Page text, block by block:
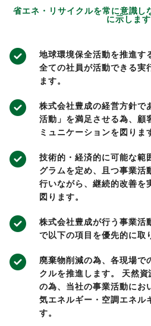
省エネ・リサイクルを常に意識し
に示します
地球環境保全活動を推進す
全ての社員が活動できる実
ます。
株式会社豊成の経営方針で
活動」を満足させる為、顧
ミュニケーションを図りま
技術的・経済的に可能な範
グラムを定め、且つ事業活
行いながら、継続的改善を
図ります。
株式会社豊成が行う事業活
で以下の項目を優先的に取
廃棄物削減の為、各現場で
クルを推進します。 天然
の為、当社の事業活動にお
気エネルギー・空調エネル
す。